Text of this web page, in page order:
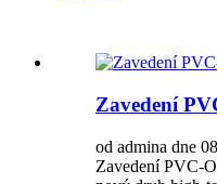
Zavedení
od admina dne
Zavedení PVC-